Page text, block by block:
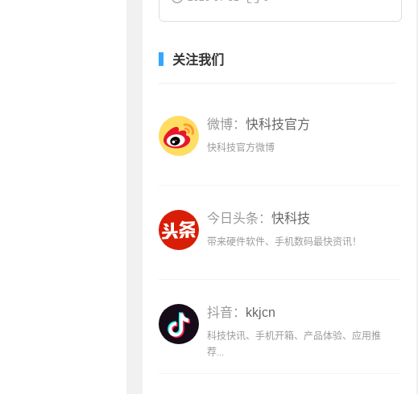
关注我们
微博： 快科技官方
快科技官方微博
今日头条： 快科技
带来硬件软件、手机数码最快资讯！
抖音： kkjcn
科技快讯、手机开箱、产品体验、应用推
荐...